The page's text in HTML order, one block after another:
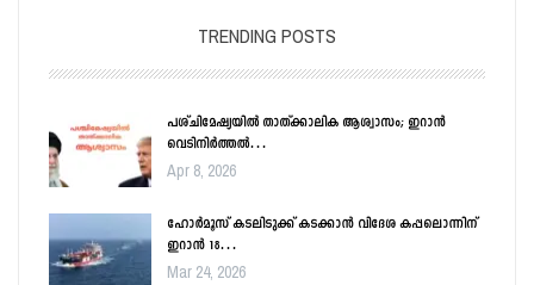
TRENDING POSTS
പശ്ചിമേഷ്യയിൽ താത്ക്കാലിക ആശ്വാസം; ഇറാൻ
വെടിനിർത്തൽ…
Apr 8, 2026
ഹോർമൂസ് കടലിടുക്ക് കടക്കാൻ വിദേശ കപ്പലൊന്നിന്
ഇറാൻ 18…
Mar 24, 2026